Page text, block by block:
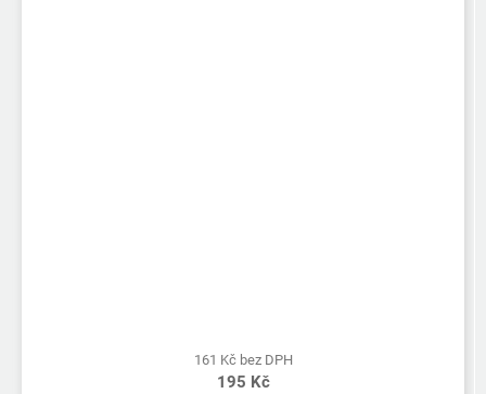
161 Kč bez DPH
195 Kč